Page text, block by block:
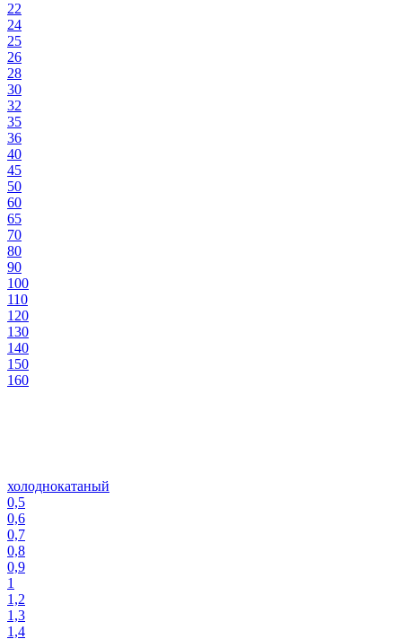
22
24
25
26
28
30
32
35
36
40
45
50
60
65
70
80
90
100
110
120
130
140
150
160
холоднокатаный
0,5
0,6
0,7
0,8
0,9
1
1,2
1,3
1,4